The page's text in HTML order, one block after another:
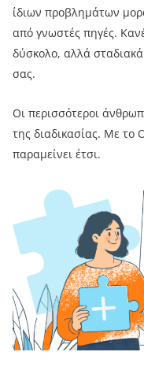
ίδιων προβλημάτων
από γνωστές πηγές.
δύσκολο, αλλά
σας.
Οι περισσότεροι
της διαδικασίας. Με το
παραμείνει έτσι.